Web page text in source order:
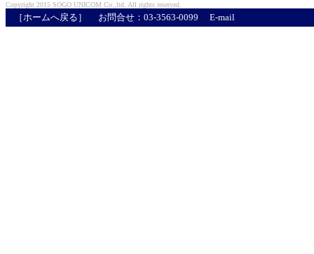
Copyright 2015 SOGO UNICOM Co.,ltd. All rights reserved.
［ホームへ戻る］ お問合せ：03-3563-0099 E-mail